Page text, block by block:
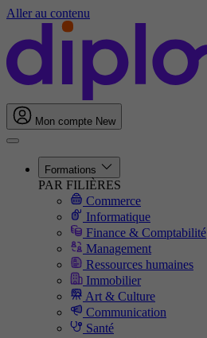
Aller au contenu
Mon compte New
Formations
PAR FILIÈRES
Commerce
Informatique
Finance & Comptabilité
Management
Ressources humaines
Immobilier
Art & Culture
Communication
Santé